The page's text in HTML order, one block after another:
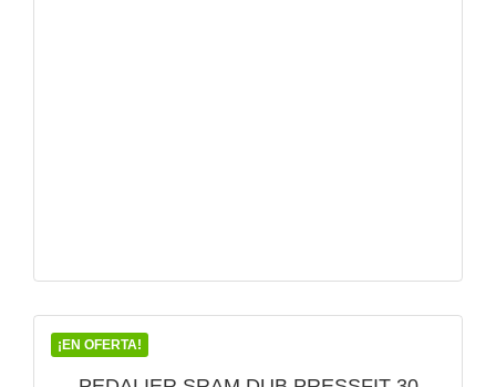
¡EN OFERTA!
VISTA RÁPIDA